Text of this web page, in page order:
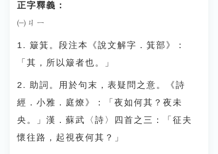
正字釋義：
㈠ㄐㄧ
1. 簸箕。段注本《說文解字．箕部》：
「其，所以簸者也。」
2. 助詞。用於句末，表疑問之意。《詩
經．小雅．庭燎》：「夜如何其？夜未
央。」漢．蘇武〈詩〉四首之三：「征夫
懷往路，起視夜何其？」